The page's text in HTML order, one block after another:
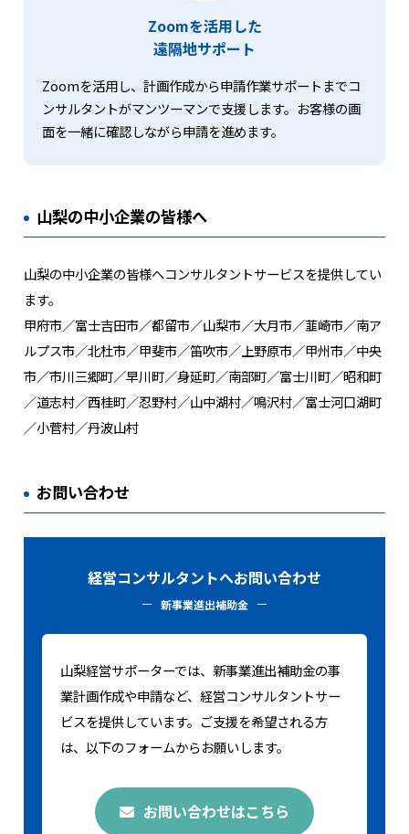
Zoomを活用した
遠隔地サポート
Zoomを活用し、計画作成から申請作業サポートまでコ
ンサルタントがマンツーマンで支援します。お客様の画
面を一緒に確認しながら申請を進めます。
山梨の中小企業の皆様へ
山梨の中小企業の皆様へコンサルタントサービスを提供してい
ます。
甲府市／富士吉田市／都留市／山梨市／大月市／韮崎市／南ア
ルプス市／北杜市／甲斐市／笛吹市／上野原市／甲州市／中央
市／市川三郷町／早川町／身延町／南部町／富士川町／昭和町
／道志村／西桂町／忍野村／山中湖村／鳴沢村／富士河口湖町
／小菅村／丹波山村
お問い合わせ
経営コンサルタントへお問い合わせ
新事業進出補助金
山梨経営サポーターでは、新事業進出補助金の事
業計画作成や申請など、経営コンサルタントサー
ビスを提供しています。ご支援を希望される方
は、以下のフォームからお願いします。
お問い合わせはこちら